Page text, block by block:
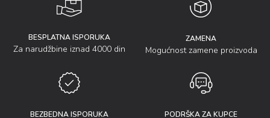
BESPLATNA ISPORUKA
Za narudžbine iznad 4000 din
ZAMENA
Mogućnost zamene proizvoda
BEZBEDNA ISPORUKA PODRŠKA ZA KUPCE